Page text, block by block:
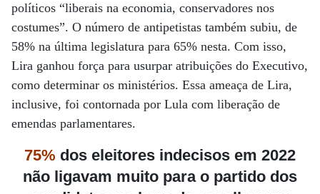
políticos “liberais na economia, conservadores nos
costumes”. O número de antipetistas também subiu, de
58% na última legislatura para 65% nesta. Com isso,
Lira ganhou força para usurpar atribuições do Executivo,
como determinar os ministérios. Essa ameaça de Lira,
inclusive, foi contornada por Lula com liberação de
emendas parlamentares.
75% dos eleitores indecisos em 2022
não ligavam muito para o partido dos